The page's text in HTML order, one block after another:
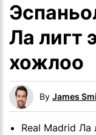
Ла лигт
хожлоо
By James
Real Madrid Ла